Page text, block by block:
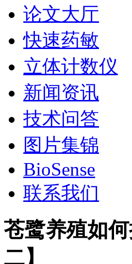
论文大厅
快速药敏
立体计数仪
新闻资讯
技术问答
图片集锦
BioSense
联系我们
苍鹭养殖如
二】